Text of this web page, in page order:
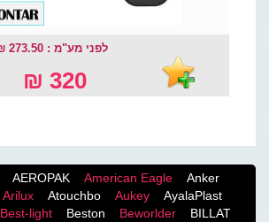
לפני מע"מ : 273.50 ₪
320 ₪
AEROPAK American Eagle
Anker
Arilux Atouchbo Aukey
AyalaPlast
Best-light Beston Beworlder
BILLAT